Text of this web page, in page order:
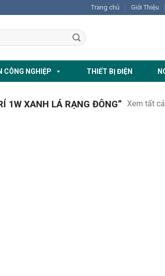
Trang chủ Giới Thiệu
CÔNG NGHIỆP THIẾT BỊ ĐIỆN
1W XANH LÁ RẠNG ĐÔNG” Xem tất